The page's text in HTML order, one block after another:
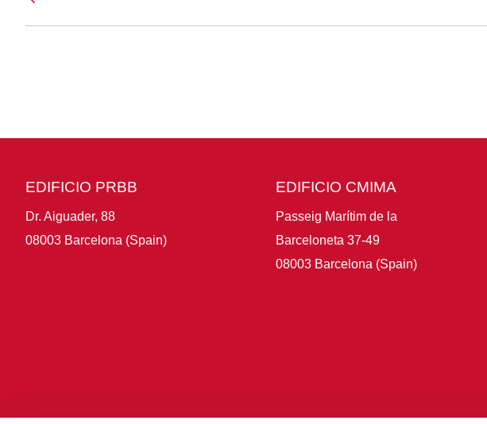
EDIFICIO PRBB
Dr. Aiguader, 88
08003 Barcelona (Spain)
EDIFICIO CMIMA
Passeig Marítim de la
Barceloneta 37-49
08003 Barcelona (Spain)